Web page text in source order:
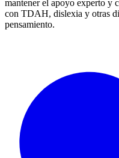
mantener el apoyo experto
con TDAH, dislexia y otras
pensamiento.